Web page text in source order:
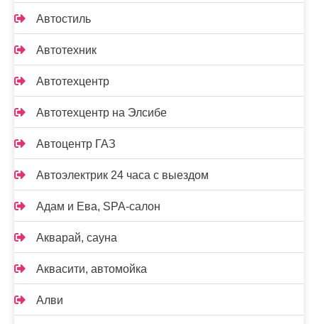
Автостиль
Автотехник
Автотехцентр
Автотехцентр на Элсибе
Автоцентр ГАЗ
Автоэлектрик 24 часа с выездом
Адам и Ева, SPA-салон
Акварай, сауна
Аквасити, автомойка
Алви